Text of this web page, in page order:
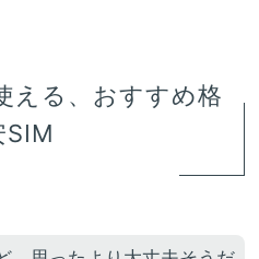
える、おすすめ格
SIM